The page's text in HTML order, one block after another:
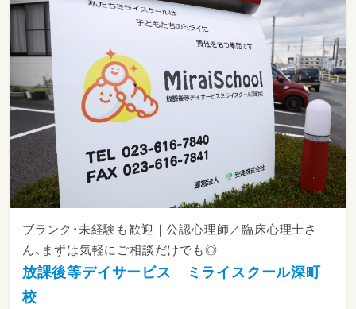
8:30～9:00 モーニングミーティング
9:00～10:00 送迎
10:00～10:45 個別療育
10:45～12:00 記録
12:00～13:00 送迎 ※送迎がない場合はお
昼休憩
13:00～14:00 お昼休憩
14:30～15:15 小集団療育
15:15～16:30 記録
・内部研修
児童虐待防止に関する研修、災害時対応に関
する研修、シュミレーション型研修
・外部研修
安全運転講習会、救命救急講習会、学会や協会
による研修
・新人研修
療育未経験の方には当事業所独自の段階別研
修を受けてもらい、本人のペースに合わせてレ
ベルアップを図ってもらいます。
※一部条件がありますが、研修で発生する費
用は基本、全額会社負担になります。
【送迎業務】
・自宅や学童クラブ、学校へ送迎してもらいま
す。
当事業所は安全運転講習会を実施しています
ブランク・未経験も歓迎｜公認心理師／臨床心理士さ
ん、まずは気軽にご相談だけでも◎
放課後等デイサービス ミライスクール深町
校